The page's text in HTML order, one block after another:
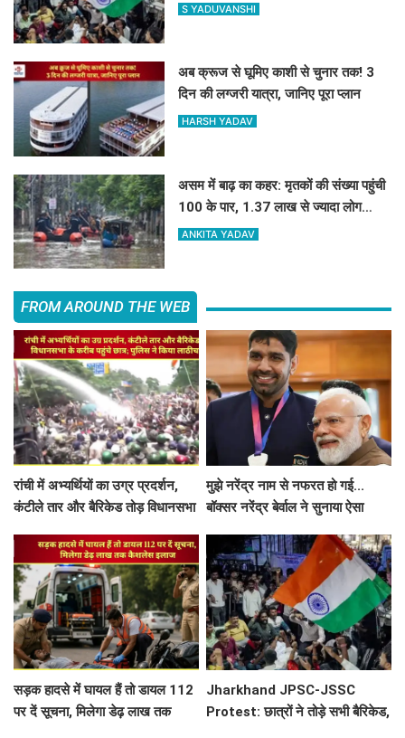
S YADUVANSHI
अब क्रूज से घूमिए काशी से चुनार तक! 3
दिन की लग्जरी यात्रा, जानिए पूरा प्लान
HARSH YADAV
असम में बाढ़ का कहर: मृतकों की संख्या पहुंची
100 के पार, 1.37 लाख से ज्यादा लोग
प्रभावित
ANKITA YADAV
FROM AROUND THE WEB
रांची में अभ्यर्थियों का उग्र प्रदर्शन,
कंटीले तार और बैरिकेड तोड़ विधानसभा
लाठीचार्ज
मुझे नरेंद्र नाम से नफरत हो गई...
बॉक्सर नरेंद्र बेर्वाल ने सुनाया ऐसा
पाए अपनी हंसी
सड़क हादसे में घायल हैं तो डायल 112
पर दें सूचना, मिलेगा डेढ़ लाख तक
Jharkhand JPSC-JSSC
Protest: छात्रों ने तोड़े सभी बैरिकेड,